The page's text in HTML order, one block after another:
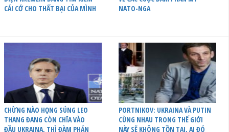
CÁI CỚ CHO THẤT BẠI CỦA MÌNH
NATO-NGA
CHỪNG NÀO HỌNG SÚNG LEO
THANG ĐANG CÒN CHĨA VÀO
ĐẦU UKRAINA, THÌ ĐÀM PHÁN
PORTNIKOV: UKRAINA VÀ PUTIN
CÙNG NHAU TRONG THẾ GIỚI
NÀY SẼ KHÔNG TỒN TẠI, AI ĐÓ